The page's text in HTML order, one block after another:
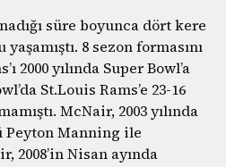
süre boyunca dört kere
8 sezon formasını
2000 yılında Super Bowl’a
St.Louis Rams’e 23-16
McNair, 2003 yılında
Peyton Manning ile
2008’in Nisan ayında